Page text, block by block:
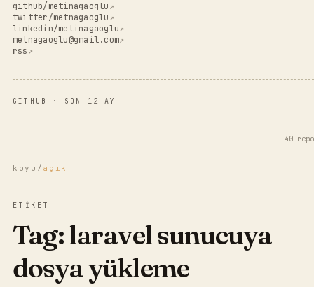
github/metinagaoglu↗
twitter/metnagaoglu↗
linkedin/metinagaoglu↗
metnagaoglu@gmail.com↗
rss↗
GITHUB · SON 12 AY
— 40 repo
koyu / açık
ETİKET
Tag:laravel sunucuya
dosya yükleme